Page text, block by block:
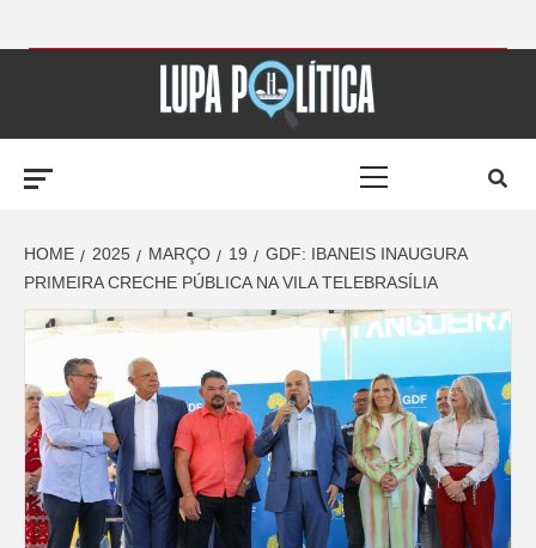
LUPA
POLÍTICA –
AMPLIANDO A
NOTÍCIA
HOME 2025 MARÇO 19
GDF: IBANEIS INAUGURA
PRIMEIRA CRECHE PÚBLICA NA VILA TELEBRASÍLIA